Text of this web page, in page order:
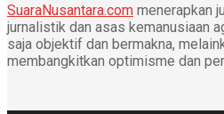
SuaraNusantara.com menerapkan
jurnalistik dan asas kemanusiaan
saja objektif dan bermakna,
membangkitkan optimisme dan